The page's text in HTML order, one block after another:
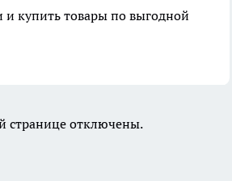
и купить товары по выгодной
странице отключены.